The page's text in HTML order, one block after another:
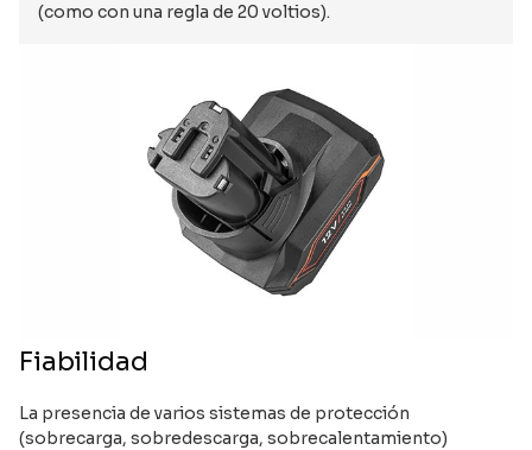
(como con una regla de 20 voltios).
Fiabilidad
La presencia de varios sistemas de protección
(sobrecarga, sobredescarga, sobrecalentamiento)